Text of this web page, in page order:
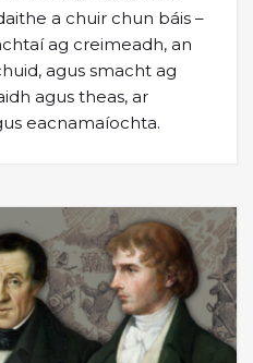
a chuir chun báis –
ag creimeadh, an
agus smacht ag
agus theas, ar
eacnamaíochta.